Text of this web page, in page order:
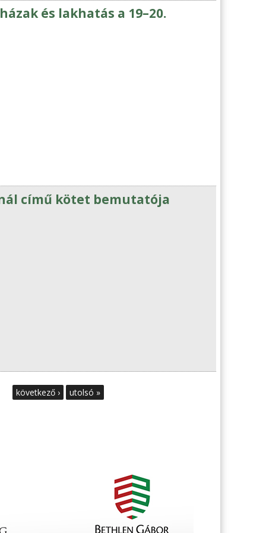
és lakhatás a 19–20.
című kötet bemutatója
következő › utolsó »